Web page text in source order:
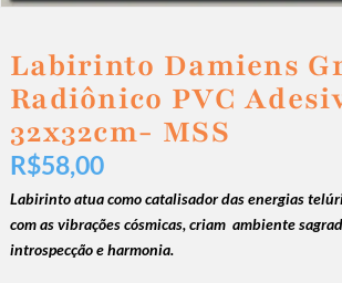
Labirinto Damiens
Radiônico PVC
32x32cm- MSS
R$58,00
Labirinto atua como catalisador das energias
com as vibrações cósmicas, criam ambiente
introspecção e harmonia.